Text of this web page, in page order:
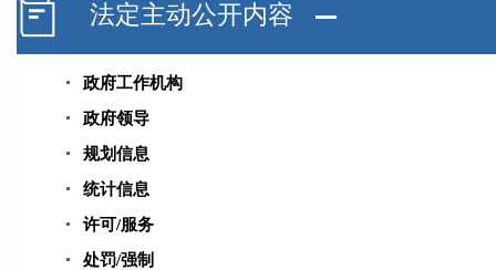
法定主动公开内容
政府工作机构
政府领导
规划信息
统计信息
许可/服务
处罚/强制